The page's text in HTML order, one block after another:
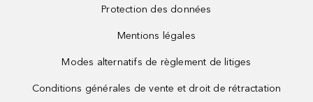
Protection des données
Mentions légales
Modes alternatifs de règlement de litiges
Conditions générales de vente et droit de rétractation